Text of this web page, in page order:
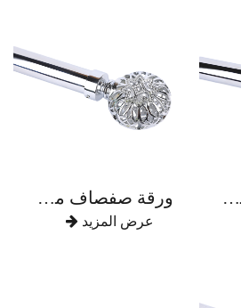
كروية ستارة قضيب سبائك الزنك الفاخرة ورقة صفصاف منحوتة مع قضيب ستارة من سبائك الزنك الماسي
عرض المزيد